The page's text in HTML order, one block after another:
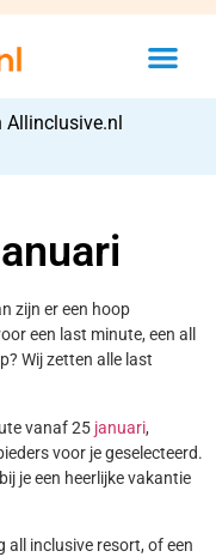
Allinclusive.nl
zijn er een hoop
een last minute, een all
Wij zetten alle last
vanaf 25 januari,
voor je geselecteerd.
je een heerlijke vakantie
all inclusive resort, of een